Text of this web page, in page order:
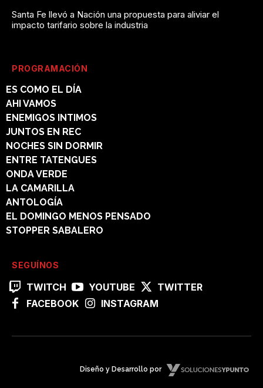
Santa Fe llevó a Nación una propuesta para aliviar el
impacto tarifario sobre la industria
PROGRAMACIÓN
ES COMO EL DÍA
AHI VAMOS
ENEMIGOS INTIMOS
JUNTOS EN REC
NOCHES SIN DORMIR
ENTRE TATENGUES
ONDA VERDE
LA CAMARILLA
ANTOLOGÍA
EL DOMINGO MENOS PENSADO
STOPPER SABALERO
SEGUÍNOS
TWITCH YOUTUBE
TWITTER
FACEBOOK
INSTAGRAM
Diseño y Desarrollo por